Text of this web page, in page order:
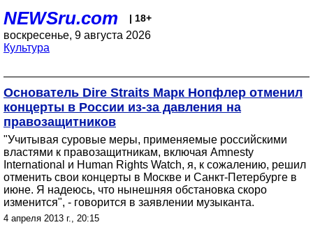
NEWSru.com | 18+
воскресенье, 9 августа 2026
Культура
Основатель Dire Straits Марк Нопфлер отменил
концерты в России из-за давления на
правозащитников
"Учитывая суровые меры, применяемые российскими
властями к правозащитникам, включая Amnesty
International и Human Rights Watch, я, к сожалению, решил
отменить свои концерты в Москве и Санкт-Петербурге в
июне. Я надеюсь, что нынешняя обстановка скоро
изменится", - говорится в заявлении музыканта.
4 апреля 2013 г., 20:15